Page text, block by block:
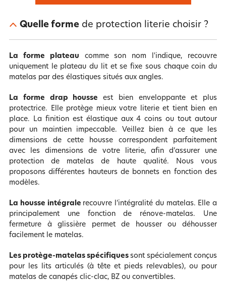
Quelle formede protection literie choisir ?
La forme plateau comme son nom l'indique, recouvre
uniquement le plateau du lit et se fixe sous chaque coin du
matelas par des élastiques situés aux angles.
La forme drap housse est bien enveloppante et plus
protectrice. Elle protège mieux votre literie et tient bien en
place. La finition est élastique aux 4 coins ou tout autour
pour un maintien impeccable. Veillez bien à ce que les
dimensions de cette housse correspondent parfaitement
avec les dimensions de votre literie, afin d’assurer une
protection de matelas de haute qualité. Nous vous
proposons différentes hauteurs de bonnets en fonction des
modèles.
La housse intégrale recouvre l’intégralité du matelas. Elle a
principalement une fonction de rénove-matelas. Une
fermeture à glissière permet de housser ou déhousser
facilement le matelas.
Les protège-matelas spécifiques sont spécialement conçus
pour les lits articulés (à tête et pieds relevables), ou pour
matelas de canapés clic-clac, BZ ou convertibles.